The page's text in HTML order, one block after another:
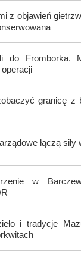
z objawień
do Fromborka.
granicę z
łączą
w
i tradycje